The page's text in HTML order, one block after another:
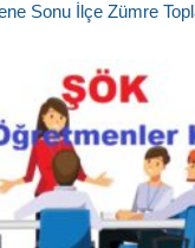
Sonu İlçe Zümre